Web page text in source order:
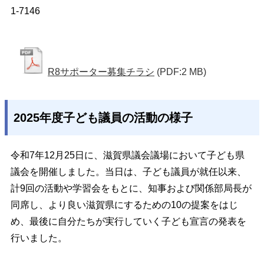
1-7146
R8サポーター募集チラシ (PDF:2 MB)
2025年度子ども議員の活動の様子
令和7年12月25日に、滋賀県議会議場において子ども県
議会を開催しました。当日は、子ども議員が就任以来、
計9回の活動や学習会をもとに、知事および関係部局長が
同席し、より良い滋賀県にするための10の提案をはじ
め、最後に自分たちが実行していく子ども宣言の発表を
行いました。